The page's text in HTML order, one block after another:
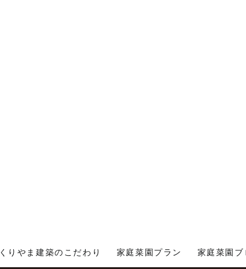
くりやま建築のこだわり 家庭菜園プラン 家庭菜園ブ